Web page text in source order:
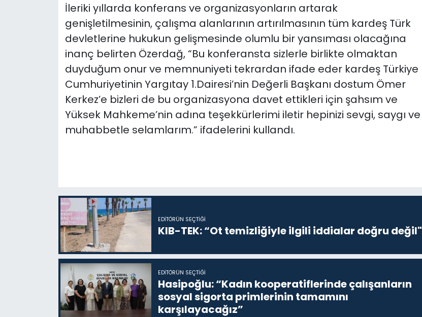
İleriki yıllarda konferans ve organizasyonların artarak
genişletilmesinin, çalışma alanlarının artırılmasının tüm kardeş Türk
devletlerine hukukun gelişmesinde olumlu bir yansıması olacağına
inanç belirten Özerdağ, “Bu konferansta sizlerle birlikte olmaktan
duyduğum onur ve memnuniyeti tekrardan ifade eder kardeş Türkiye
Cumhuriyetinin Yargıtay 1.Dairesi’nin Değerli Başkanı dostum Ömer
Kerkez’e bizleri de bu organizasyona davet ettikleri için şahsım ve
Yüksek Mahkeme’nin adına teşekkürlerimi iletir hepinizi sevgi, saygı ve
muhabbetle selamlarım.” ifadelerini kullandı.
EDITÖRÜN SEÇTIĞI
KIB-TEK: “Ot temizliğiyle ilgili iddialar doğru değil"
EDITÖRÜN SEÇTIĞI
Hasipoğlu: “Kadın kooperatiflerinde çalışanların
sosyal sigorta primlerinin tamamını
karşılayacağız”